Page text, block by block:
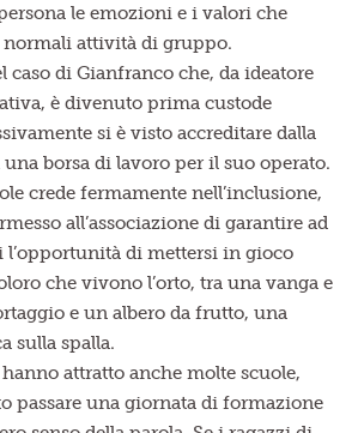
le emozioni e i valori che
normali attività di gruppo.
caso di Gianfranco che, da ideatore
è divenuto prima custode
si è visto accreditare dalla
borsa di lavoro per il suo operato.
crede fermamente nell’inclusione,
all’associazione di garantire ad
di mettersi in gioco
che vivono l’orto, tra una vanga e
e un albero da frutto, una
sulla spalla.
attratto anche molte scuole,
passare una giornata di formazione